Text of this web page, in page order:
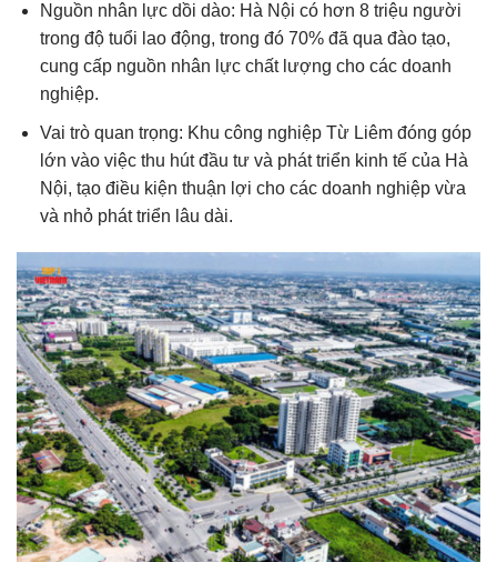
Nguồn nhân lực dồi dào: Hà Nội có hơn 8 triệu người
trong độ tuổi lao động, trong đó 70% đã qua đào tạo,
cung cấp nguồn nhân lực chất lượng cho các doanh
nghiệp.
Vai trò quan trọng: Khu công nghiệp Từ Liêm đóng góp
lớn vào việc thu hút đầu tư và phát triển kinh tế của Hà
Nội, tạo điều kiện thuận lợi cho các doanh nghiệp vừa
và nhỏ phát triển lâu dài.